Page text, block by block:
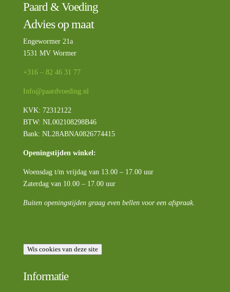
Paard & Voeding
Advies op maat
Engewormer 21a
1531 MV Wormer
+316 – 82 46 31 77
Info@paardvoeding.nl
KVK: 72312122
BTW: NL002108298B46
Bank: NL28ABNA0826774415
Openingstijden winkel:
Woensdag t/m vrijdag van 13.00 – 17.00 uur
Zaterdag van 10.00 – 17.00 uur
Buiten openingstijden graag even bellen voor een afspraak.
Wis cookies van deze site
Informatie